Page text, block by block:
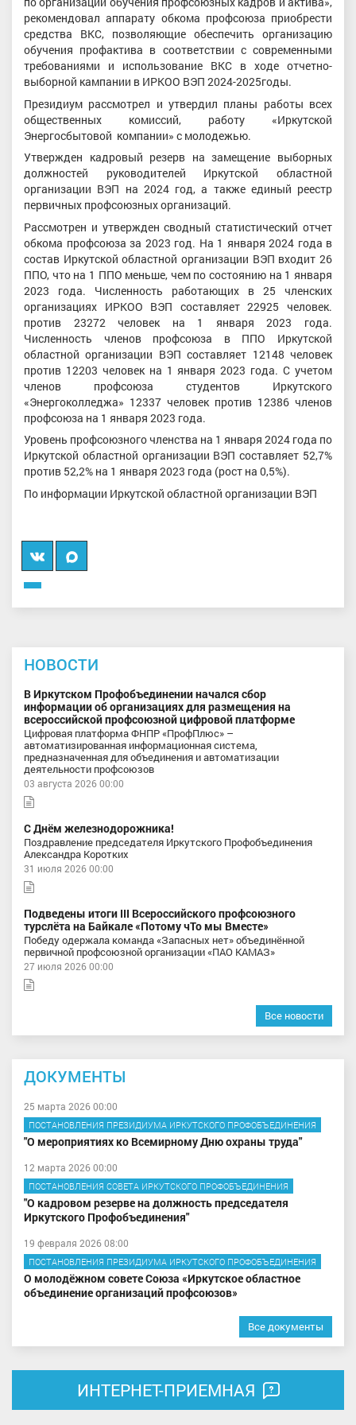
рекомендовал аппарату обкома профсоюза приобрести
средства ВКС, позволяющие обеспечить организацию
обучения профактива в соответствии с современными
требованиями и использование ВКС в ходе отчетно-
выборной кампании в ИРКОО ВЭП 2024-2025годы.
Президиум рассмотрел и утвердил планы работы всех
общественных комиссий, работу «Иркутской
Энергосбытовой компании» с молодежью.
Утвержден кадровый резерв на замещение выборных
должностей руководителей Иркутской областной
организации ВЭП на 2024 год, а также единый реестр
первичных профсоюзных организаций.
Рассмотрен и утвержден сводный статистический отчет
обкома профсоюза за 2023 год. На 1 января 2024 года в
состав Иркутской областной организации ВЭП входит 26
ППО, что на 1 ППО меньше, чем по состоянию на 1 января
2023 года. Численность работающих в 25 членских
организациях ИРКОО ВЭП составляет 22925 человек.
против 23272 человек на 1 января 2023 года.
Численность членов профсоюза в ППО Иркутской
областной организации ВЭП составляет 12148 человек
против 12203 человек на 1 января 2023 года. С учетом
членов профсоюза студентов Иркутского
«Энергоколледжа» 12337 человек против 12386 членов
профсоюза на 1 января 2023 года.
Уровень профсоюзного членства на 1 января 2024 года по
Иркутской областной организации ВЭП составляет 52,7%
против 52,2% на 1 января 2023 года (рост на 0,5%).
По информации Иркутской областной организации ВЭП
Вконтакте
Мы
MAX
НОВОСТИ
В Иркутском Профобъединении начался сбор
информации об организациях для размещения на
всероссийской профсоюзной цифровой платформе
Цифровая платформа ФНПР «ПрофПлюс» –
автоматизированная информационная система,
предназначенная для объединения и автоматизации
деятельности профсоюзов
03 августа 2026 00:00
С Днём железнодорожника!
Поздравление председателя Иркутского Профобъединения
Александра Коротких
31 июля 2026 00:00
Подведены итоги III Всероссийского профсоюзного
турслёта на Байкале «Потому чТо мы Вместе»
Победу одержала команда «Запасных нет» объединённой
первичной профсоюзной организации «ПАО КАМАЗ»
27 июля 2026 00:00
Все новости
ДОКУМЕНТЫ
25 марта 2026 00:00
ПОСТАНОВЛЕНИЯ ПРЕЗИДИУМА ИРКУТСКОГО ПРОФОБЪЕДИНЕНИЯ
"О мероприятиях ко Всемирному Дню охраны труда"
12 марта 2026 00:00
ПОСТАНОВЛЕНИЯ СОВЕТА ИРКУТСКОГО ПРОФОБЪЕДИНЕНИЯ
"О кадровом резерве на должность председателя
Иркутского Профобъединения"
19 февраля 2026 08:00
ПОСТАНОВЛЕНИЯ ПРЕЗИДИУМА ИРКУТСКОГО ПРОФОБЪЕДИНЕНИЯ
О молодёжном совете Союза «Иркутское областное
объединение организаций профсоюзов»
Все документы
ИНТЕРНЕТ-ПРИЕМНАЯ